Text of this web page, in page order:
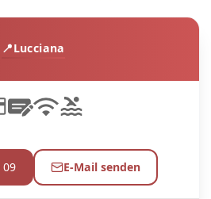
Lucciana
09 E-Mail senden